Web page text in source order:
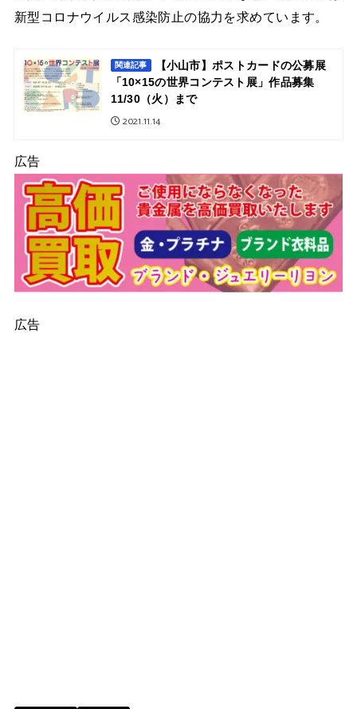
新型コロナウイルス感染防止の協力を求めています。
関連記事
【小山市】ポストカードの公募展
「10×15の世界コンテスト展」作品募集
11/30（火）まで
2021.11.14
広告
広告